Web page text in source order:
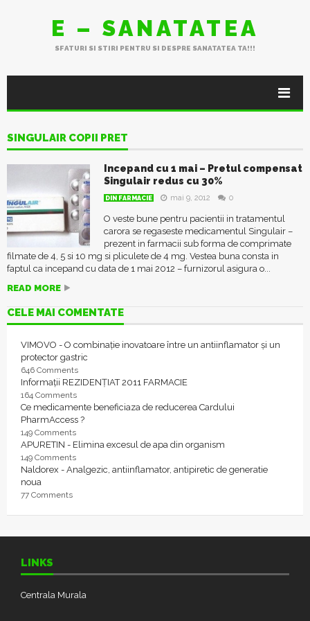
E – SANATATEA
SFATURI SI STIRI PENTRU SI DESPRE SANATATEA TA!!!
SINGULAIR COPII PRET
Incepand cu 1 mai – Pretul compensat
Singulair redus cu 30%
DIN FARMACIE mai 9, 2012 0
O veste bune pentru pacientii in tratamentul
carora se regaseste medicamentul Singulair –
prezent in farmacii sub forma de comprimate
filmate de 4, 5 si 10 mg si pliculete de 4 mg. Vestea buna consta in
faptul ca incepand cu data de 1 mai 2012 – furnizorul asigura o...
READ MORE
CELE MAI COMENTATE
VIMOVO - O combinație inovatoare între un antiinflamator și un
protector gastric
646 Comments
Informații REZIDENȚIAT 2011 FARMACIE
164 Comments
Ce medicamente beneficiaza de reducerea Cardului
PharmAccess ?
149 Comments
APURETIN - Elimina excesul de apa din organism
149 Comments
Naldorex - Analgezic, antiinflamator, antipiretic de generatie
noua
77 Comments
LINKS
Centrala Murala